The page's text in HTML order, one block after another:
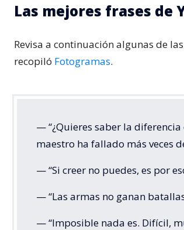
Las mejores frases de
Revisa a continuación algunas de
recopiló Fotogramas.
— “¿Quieres saber la
maestro ha fallado más veces
— “Si creer no puedes, es por
— “Las armas no ganan
— “Imposible nada es. Difícil,